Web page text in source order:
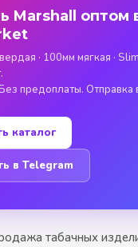
Marshall оптом
· 100мм мягкая ·
предоплаты. Отправка
каталог
в Telegram
табачных